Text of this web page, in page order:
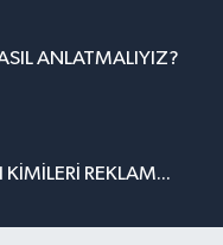
ANLATMALIYIZ?
KİMİLERİ REKLAM...